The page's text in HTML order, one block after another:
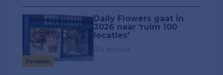
Premium
Daily Flowers gaat in
2026 naar 'ruim 100
locaties'